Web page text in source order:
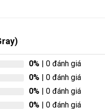
0% | 0 đánh giá
0% | 0 đánh giá
0% | 0 đánh giá
0% | 0 đánh giá